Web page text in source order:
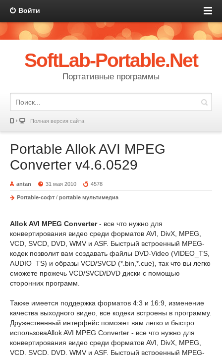
Войти
SoftLab-Portable.Net
Портативные программы
Полная версия сайта
Portable Allok AVI MPEG
Converter v4.6.0529
antan 31 мая 2010 4578
Portable-софт / portable мультимедиа
Allok AVI MPEG Converter- все что нужно для
конвертирования видео среди форматов AVI, DivX, MPEG,
VCD, SVCD, DVD, WMV и ASF. Быстрый встроенный MPEG-
кодек позволит вам создавать файлы DVD-Video (VIDEO_TS,
AUDIO_TS) и образы VCD/SVCD (*.bin,*.cue), так что вы легко
сможете прожечь VCD/SVCD/DVD диски с помощью
сторонних программ.
Также имеется поддержка форматов 4:3 и 16:9, изменение
качества выходного видео, все кодеки встроены в программу.
Дружественный интерфейс поможет вам легко и быстро
использоваAllok AVI MPEG Converter - все что нужно для
конвертирования видео среди форматов AVI, DivX, MPEG,
VCD, SVCD, DVD, WMV и ASF. Быстрый встроенный MPEG-